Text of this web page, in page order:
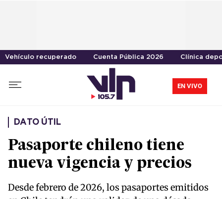
Vehículo recuperado Cuenta Pública 2026 Clínica
EN VIVO
DATO ÚTIL
Pasaporte chileno tiene
nueva vigencia y precios
Desde febrero de 2026, los pasaportes emitidos